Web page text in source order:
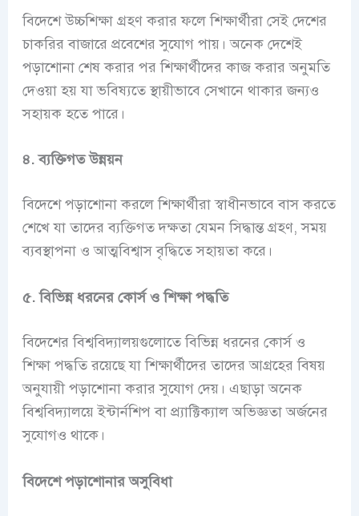
বিদেশে উচ্চশিক্ষা গ্রহণ করার ফলে শিক্ষার্থীরা সেই দেশের
চাকরির বাজারে প্রবেশের সুযোগ পায়। অনেক দেশেই
পড়াশোনা শেষ করার পর শিক্ষার্থীদের কাজ করার অনুমতি
দেওয়া হয় যা ভবিষ্যতে স্থায়ীভাবে সেখানে থাকার জন্যও
সহায়ক হতে পারে।
৪. ব্যক্তিগত উন্নয়ন
বিদেশে পড়াশোনা করলে শিক্ষার্থীরা স্বাধীনভাবে বাস করতে
শেখে যা তাদের ব্যক্তিগত দক্ষতা যেমন সিদ্ধান্ত গ্রহণ, সময়
ব্যবস্থাপনা ও আত্মবিশ্বাস বৃদ্ধিতে সহায়তা করে।
৫. বিভিন্ন ধরনের কোর্স ও শিক্ষা পদ্ধতি
বিদেশের বিশ্ববিদ্যালয়গুলোতে বিভিন্ন ধরনের কোর্স ও
শিক্ষা পদ্ধতি রয়েছে যা শিক্ষার্থীদের তাদের আগ্রহের বিষয়
অনুযায়ী পড়াশোনা করার সুযোগ দেয়। এছাড়া অনেক
বিশ্ববিদ্যালয়ে ইন্টার্নশিপ বা প্র্যাক্টিক্যাল অভিজ্ঞতা অর্জনের
সুযোগও থাকে।
বিদেশে পড়াশোনার অসুবিধা